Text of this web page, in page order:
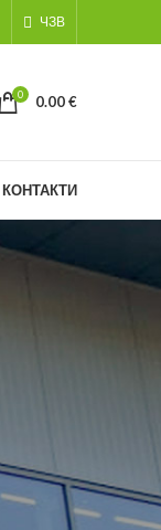
ЧЗВ
0 0.00€
КОНТАКТИ